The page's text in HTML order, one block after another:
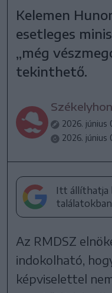
Kelemen
esetleges
„még
tekinthető.
Székelyhon
2026. június
2026. június
Itt állíthatja
Az RMDSZ
indokolható,
képviselettel